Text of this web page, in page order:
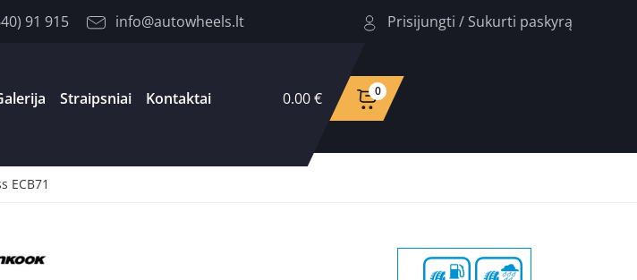
91 915 info@autowheels.lt Prisijungti / Sukurti paskyrą
Straipsniai Kontaktai 0.00 € 0
ECB71